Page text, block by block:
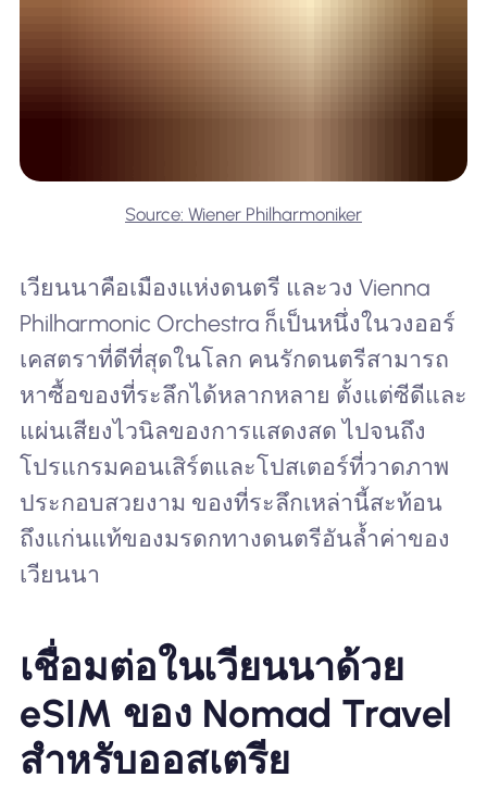
Source: Wiener Philharmoniker
เวียนนาคือเมืองแห่งดนตรี และวง Vienna
Philharmonic Orchestra ก็เป็นหนึ่งในวงออร์
เคสตราที่ดีที่สุดในโลก คนรักดนตรีสามารถ
หาซื้อของที่ระลึกได้หลากหลาย ตั้งแต่ซีดีและ
แผ่นเสียงไวนิลของการแสดงสด ไปจนถึง
โปรแกรมคอนเสิร์ตและโปสเตอร์ที่วาดภาพ
ประกอบสวยงาม ของที่ระลึกเหล่านี้สะท้อน
ถึงแก่นแท้ของมรดกทางดนตรีอันล้ำค่าของ
เวียนนา
เชื่อมต่อในเวียนนาด้วย
eSIM ของ Nomad Travel
สำหรับออสเตรีย